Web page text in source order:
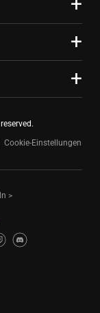
Cookie-Einstellungen
>